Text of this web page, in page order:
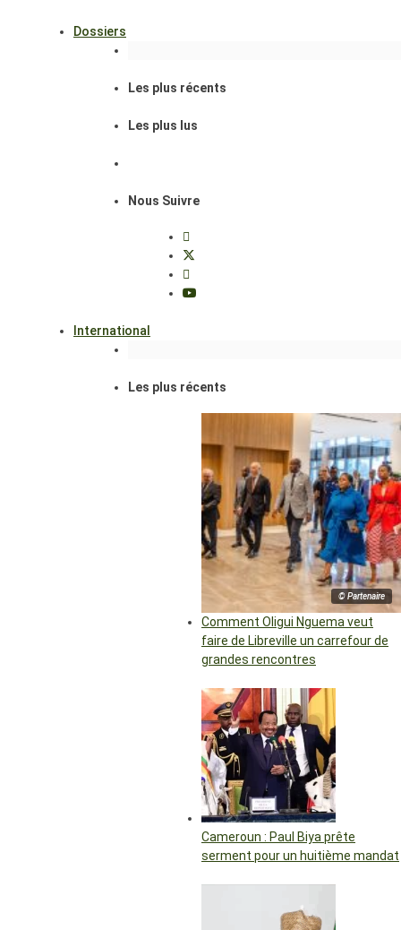
Dossiers
Les plus récents
Les plus lus
Nous Suivre
International
Les plus récents
© Partenaire
Comment Oligui Nguema veut
faire de Libreville un carrefour de
grandes rencontres
Cameroun : Paul Biya prête
serment pour un huitième mandat